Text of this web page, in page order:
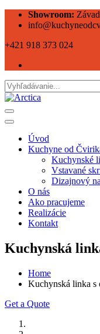
Showroom:
+421 918 373 024
Úvod
Kuchyne od
Kuchynské
Vstavané
Dizajnový
O nás
Ako pracujeme
Realizácie
Kontakt
Kuchynská
Home
Kuchynská linka
Get a Quote